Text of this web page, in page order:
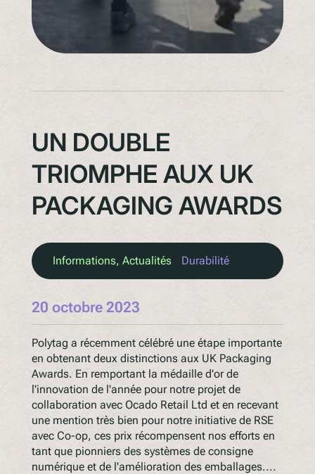
UN DOUBLE
TRIOMPHE AUX UK
PACKAGING AWARDS
Informations, Actualités Durabilité
20 octobre 2023
Polytag a récemment célébré une étape importante
en obtenant deux distinctions aux UK Packaging
Awards. En remportant la médaille d'or de
l'innovation de l'année pour notre projet de
collaboration avec Ocado Retail Ltd et en recevant
une mention très bien pour notre initiative de RSE
avec Co-op, ces prix récompensent nos efforts en
tant que pionniers des systèmes de consigne
numérique et de l'amélioration des emballages....